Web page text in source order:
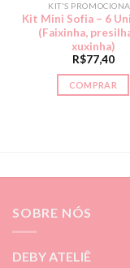
KIT'S
Kit Mini Sofia – 6
(Faixinha,
xuxinha)
R$77,40
COMPRAR
SOBRE NÓS
DEBY ATELIÊ